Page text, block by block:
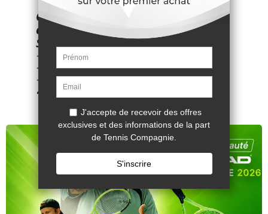
Caractéristiques des
chaussures Asics Solution
Speed FF 4 terre battue grises :
- Surface : terre battue.
- Largeur : standard.
- Référence fournisseur : 1041A533-
400.